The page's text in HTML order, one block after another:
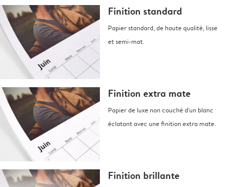
Finition standard
Papier standard, de haute qualité, lisse
et semi-mat.
Finition extra mate
Papier de luxe non couché d'un blanc
éclatant avec une finition extra mate.
Finition brillante